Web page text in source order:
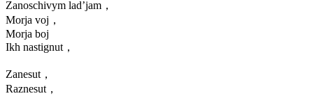
Zanoschivym lad’jam，
Morja voj，
Morja boj
Ikh nastignut，
Zanesut，
Raznesut，